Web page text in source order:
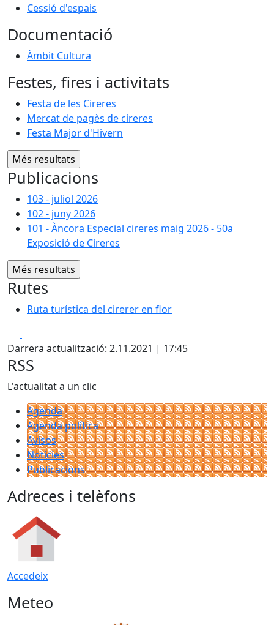
Cessió d'espais
Documentació
Àmbit Cultura
Festes, fires i activitats
Festa de les Cireres
Mercat de pagès de cireres
Festa Major d'Hivern
Publicacions
103 - juliol 2026
102 - juny 2026
101 - Àncora Especial cireres maig 2026 - 50a
Exposició de Cireres
Rutes
Ruta turística del cirerer en flor
Darrera actualització: 2.11.2021 | 17:45
RSS
L'actualitat a un clic
Agenda
Agenda política
Avisos
Notícies
Publicacions
Adreces i telèfons
Accedeix
Meteo